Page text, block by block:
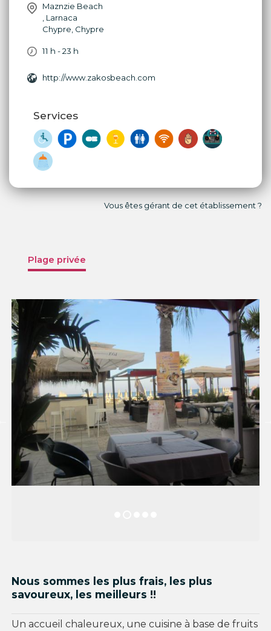
Maznzie Beach
Larnaca
Chypre Chypre
11 h - 23 h
http://www.zakosbeach.com
Services
Vous êtes gérant de cet établissement ?
Plage privée
Nous sommes les plus frais, les plus
savoureux, les meilleurs !!
Un accueil chaleureux, une cuisine à base de fruits